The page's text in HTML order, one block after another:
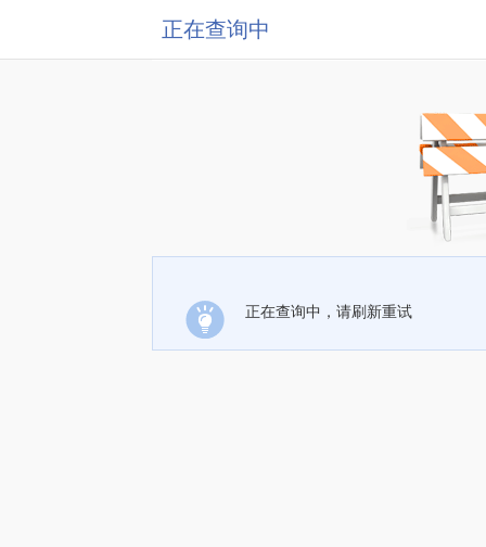
正在查询中
正在查询中，请刷新重试